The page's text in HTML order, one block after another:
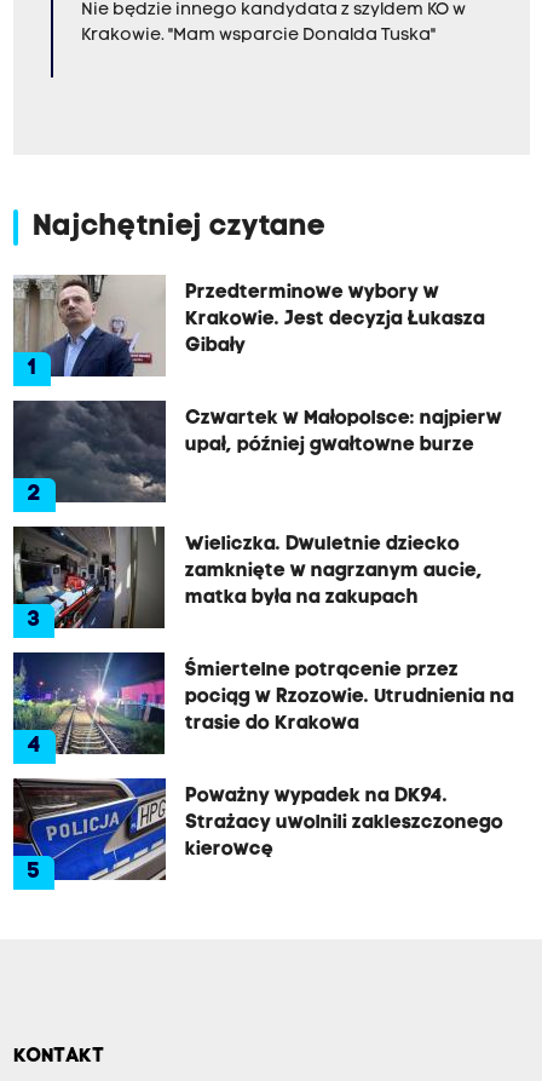
Nie będzie innego kandydata z szyldem KO w
Krakowie. "Mam wsparcie Donalda Tuska"
Najchętniej czytane
1
Przedterminowe wybory w
Krakowie. Jest decyzja Łukasza
Gibały
2
Czwartek w Małopolsce: najpierw
upał, później gwałtowne burze
3
Wieliczka. Dwuletnie dziecko
zamknięte w nagrzanym aucie,
matka była na zakupach
4
Śmiertelne potrącenie przez
pociąg w Rzozowie. Utrudnienia na
trasie do Krakowa
5
Poważny wypadek na DK94.
Strażacy uwolnili zakleszczonego
kierowcę
KONTAKT